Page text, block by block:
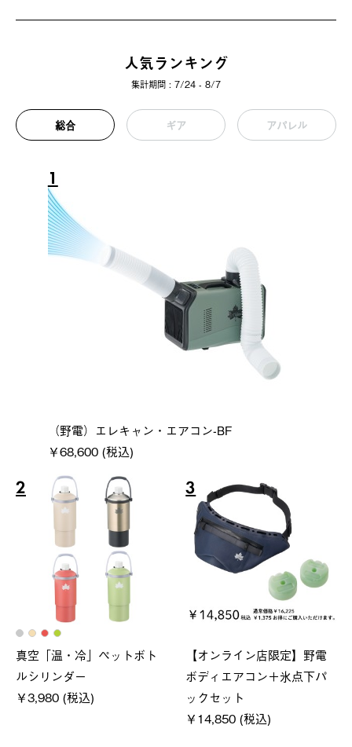
人気ランキング
集計期間 : 7/24 - 8/7
総合 ギア アパレル
1
（野電）エレキャン・エアコン-BF
￥68,600 (税込)
2
真空「温・冷」ペットボト
ルシリンダー
￥3,980 (税込)
3
【オンライン店限定】野電
ボディエアコン＋氷点下パ
ックセット
￥14,850 (税込)